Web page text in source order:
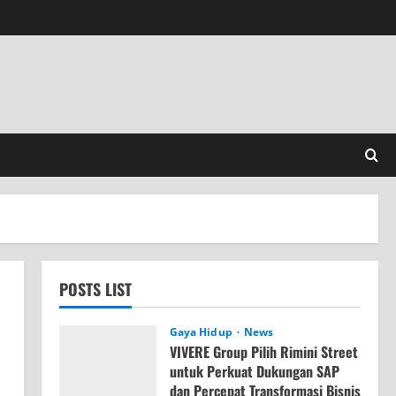
POSTS LIST
Gaya Hidup News
VIVERE Group Pilih Rimini Street
untuk Perkuat Dukungan SAP
dan Percepat Transformasi Bisnis